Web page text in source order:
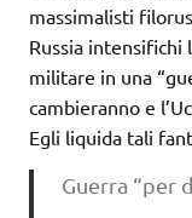
massimalisti
Russia intensifichi
militare in una
cambieranno e
Egli liquida tali
Guerra “per